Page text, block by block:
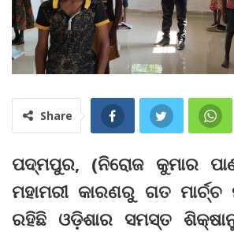
Share
ପଦ୍ମପୁର, (ନିରୋଜ କୁମାର
ମହାମରୀ କାରଣରୁ ଗତ ମାର୍ଚ୍ଚ
ରହିଛି ଓଡ଼ିଶାର ସମସ୍ତ